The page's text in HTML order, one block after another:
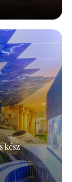
kész